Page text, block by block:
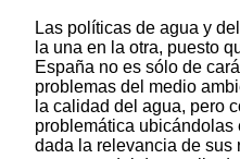
Las políticas de agua y
la una en la otra, puesto
España no es sólo de
problemas del medio
la calidad del agua, pero
problemática ubicándolas
dada la relevancia de sus